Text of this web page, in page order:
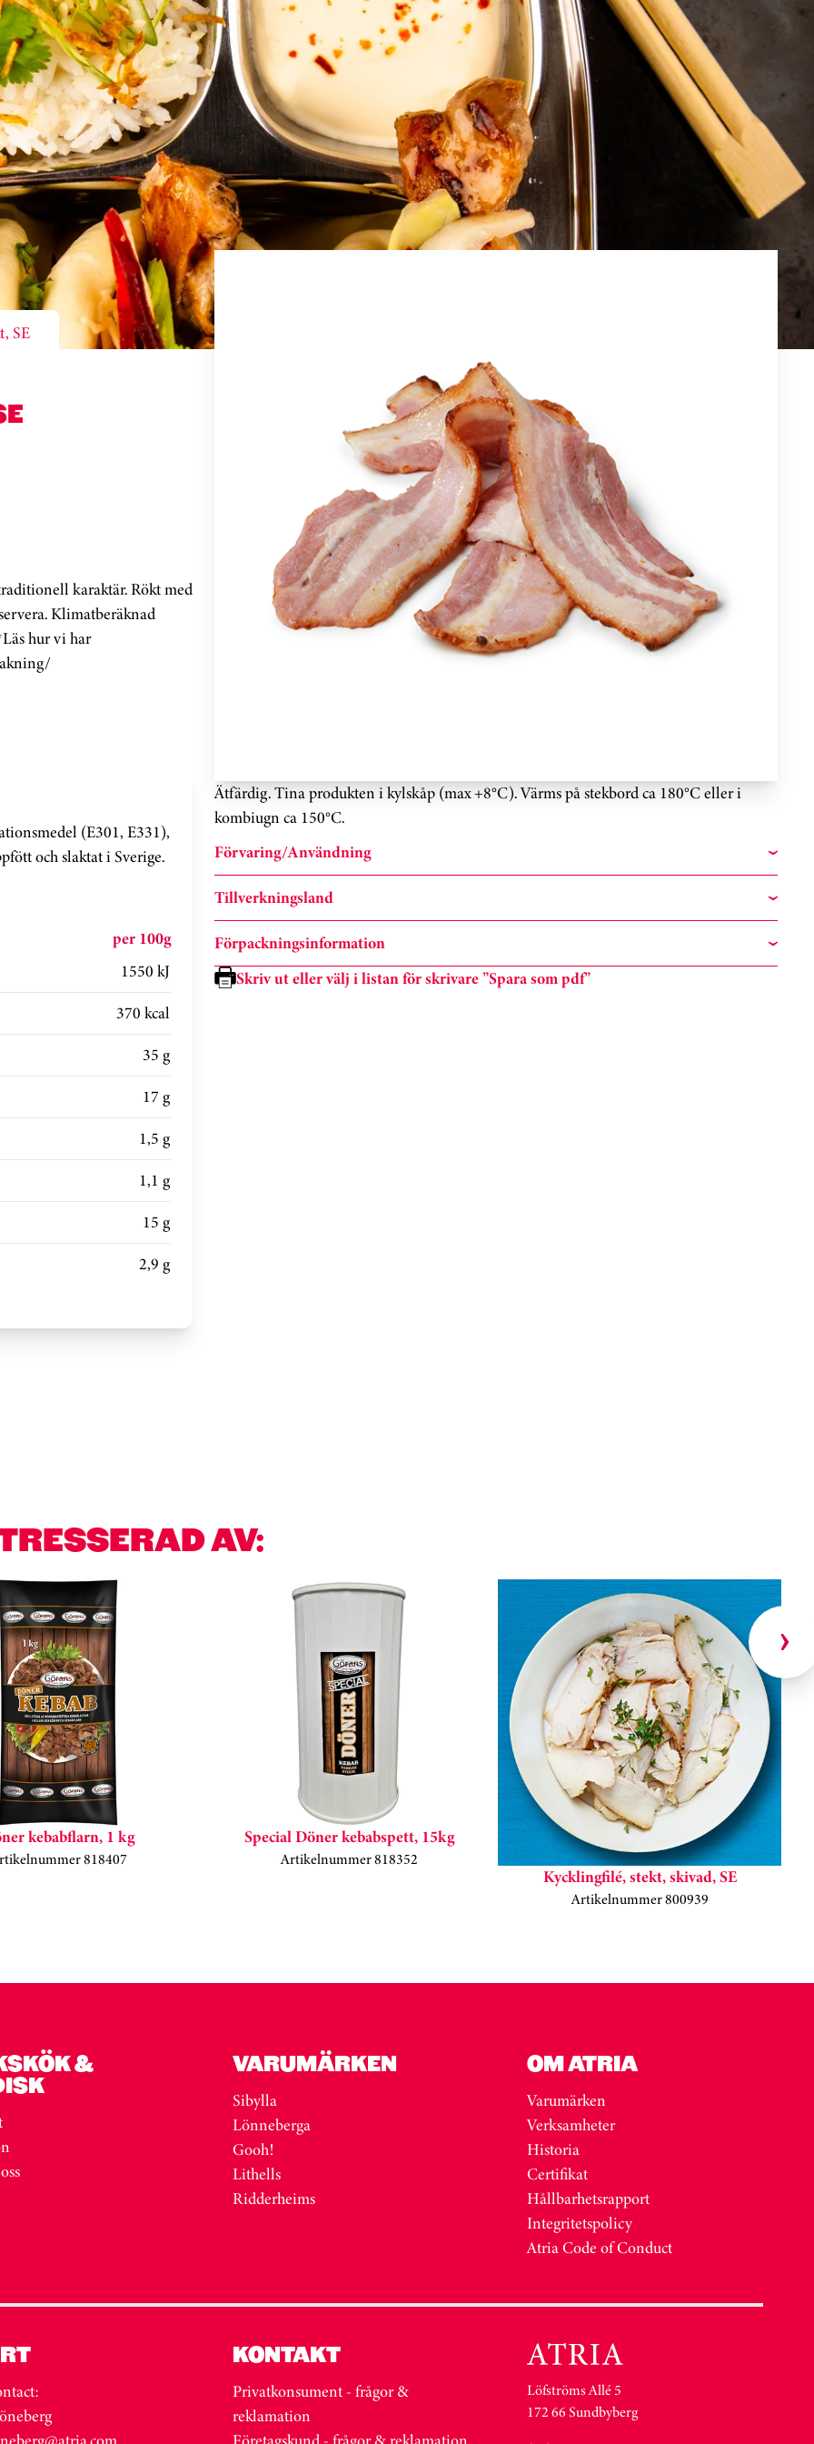
SE
karaktär. Rökt med
Klimatberäknad
hur vi har
(E301, E331),
och slaktat i Sverige.
per 100g
1550 kJ
370 kcal
35 g
17 g
1,5 g
1,1 g
15 g
2,9 g
Ätfärdig. Tina produkten i kylskåp (max +8°C). Värms på stekbord ca 180°C eller i
kombiugn ca 150°C.
Förvaring/Användning
Tillverkningsland
Förpackningsinformation
Skriv ut eller välj i listan för skrivare ”Spara som pdf”
AV:
kebabflarn, 1 kg
818407
Special Döner kebabspett, 15kg
Artikelnummer 818352
Kycklingfilé, stekt, skivad, SE
Artikelnummer 800939
&
VARUMÄRKEN
Sibylla
Lönneberga
Gooh!
Lithells
Ridderheims
OM ATRIA
Varumärken
Verksamheter
Historia
Certifikat
Hållbarhetsrapport
Integritetspolicy
Atria Code of Conduct
KONTAKT
Privatkonsument - frågor &
reklamation
Löfströms Allé 5
172 66 Sundbyberg